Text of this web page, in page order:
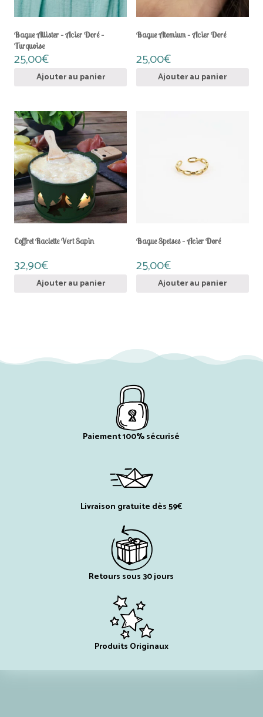
Bague Allister – Acier Doré –
Turquoise
25,00€
Ajouter au panier
Bague Atomium – Acier Doré
25,00€
Ajouter au panier
Coffret Raclette Vert Sapin
32,90€
Ajouter au panier
Bague Spetses – Acier Doré
25,00€
Ajouter au panier
Paiement 100% sécurisé
Livraison gratuite dès 59€
Retours sous 30 jours
Produits Originaux